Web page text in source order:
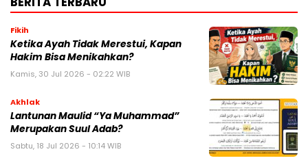
Fikih
Ketika Ayah Tidak Merestui, Kapan
Hakim Bisa Menikahkan?
Kamis, 30 Jul 2026 - 02:22 WIB
Akhlak
Lantunan Maulid “Ya Muhammad”
Merupakan Suul Adab?
Sabtu, 18 Jul 2026 - 10:14 WIB